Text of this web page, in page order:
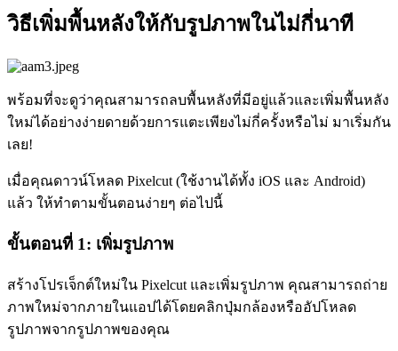
วิธีเพิ่มพื้นหลังให้กับรูปภาพในไม่กี่นาที
พร้อมที่จะดูว่าคุณสามารถลบพื้นหลังที่มีอยู่แล้วและเพิ่มพื้นหลัง
ใหม่ได้อย่างง่ายดายด้วยการแตะเพียงไม่กี่ครั้งหรือไม่ มาเริ่มกัน
เลย!
เมื่อคุณดาวน์โหลด Pixelcut (ใช้งานได้ทั้ง iOS และ Android)
แล้ว ให้ทำตามขั้นตอนง่ายๆ ต่อไปนี้
ขั้นตอนที่ 1: เพิ่มรูปภาพ
สร้างโปรเจ็กต์ใหม่ใน Pixelcut และเพิ่มรูปภาพ คุณสามารถถ่าย
ภาพใหม่จากภายในแอปได้โดยคลิกปุ่มกล้องหรืออัปโหลด
รูปภาพจากรูปภาพของคุณ